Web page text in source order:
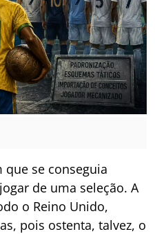
que se conseguia
de uma seleção. A
o Reino Unido,
pois ostenta, talvez, o